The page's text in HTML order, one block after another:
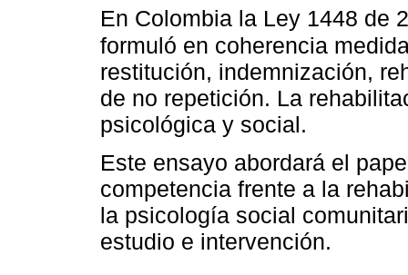
En Colombia la Ley 1448 de
formuló en coherencia
restitución, indemnización,
de no repetición. La
psicológica y social.
Este ensayo abordará el
competencia frente a la
la psicología social
estudio e intervención.